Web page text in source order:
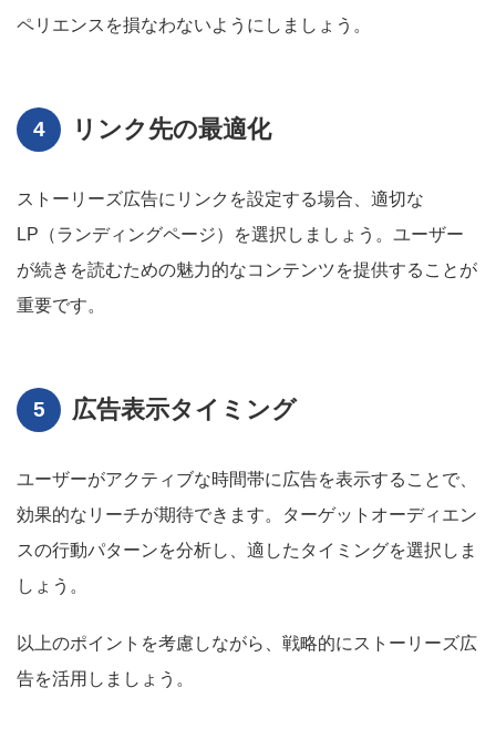
ペリエンスを損なわないようにしましょう。
リンク先の最適化
ストーリーズ広告にリンクを設定する場合、適切な
LP（ランディングページ）を選択しましょう。ユーザー
が続きを読むための魅力的なコンテンツを提供することが
重要です。
広告表示タイミング
ユーザーがアクティブな時間帯に広告を表示することで、
効果的なリーチが期待できます。ターゲットオーディエン
スの行動パターンを分析し、適したタイミングを選択しま
しょう。
以上のポイントを考慮しながら、戦略的にストーリーズ広
告を活用しましょう。